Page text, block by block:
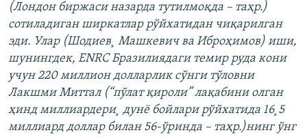
(Лондон биржаси назарда тутилмоқда – таҳр.)
сотиладиган ширкатлар рўйхатидан чиқарилган
эди. Улар (Шодиев¸ Машкевич ва Иброҳимов) иши,
шунингдек, ENRC Бразилиядаги темир руда кони
учун 220 миллион долларлик сўнги тўловни
Лакшми Миттал (“пўлат қироли” лақабини олган
ҳинд миллиардери¸ дунë бойлари рўйхатида 16¸5
миллиард доллар билан 56-ўринда – таҳр.)нинг ўнг